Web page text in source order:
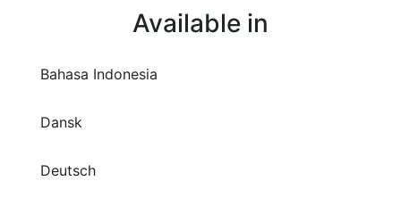
Available in
Bahasa Indonesia
Dansk
Deutsch